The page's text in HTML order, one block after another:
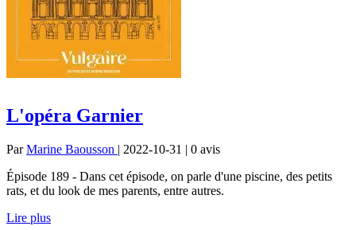
L'opéra Garnier
ParMarine Baousson | 2022-10-31 | 0 avis
Épisode 189 - Dans cet épisode, on parle d'une piscine, des petits
rats, et du look de mes parents, entre autres.
Lire plus